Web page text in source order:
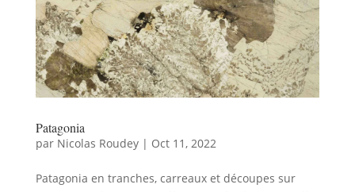
Patagonia
par Nicolas Roudey| Oct 11, 2022
Patagonia en tranches, carreaux et découpes sur